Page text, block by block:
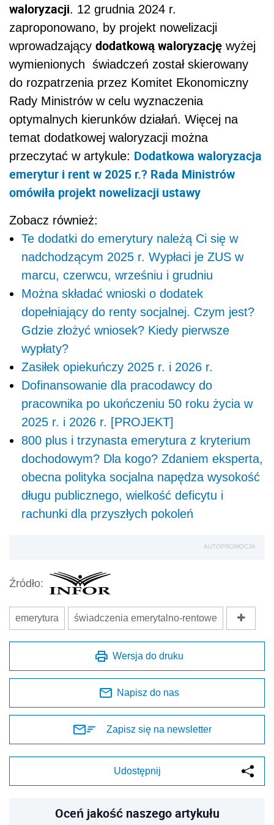
waloryzacji. 12 grudnia 2024 r.
zaproponowano, by projekt nowelizacji
wprowadzający dodatkową waloryzację wyżej
wymienionych świadczeń został skierowany
do rozpatrzenia przez Komitet Ekonomiczny
Rady Ministrów w celu wyznaczenia
optymalnych kierunków działań. Więcej na
temat dodatkowej waloryzacji można
przeczytać w artykule: Dodatkowa waloryzacja
emerytur i rent w 2025 r.? Rada Ministrów
omówiła projekt nowelizacji ustawy
Zobacz również:
Te dodatki do emerytury należą Ci się w
nadchodzącym 2025 r. Wypłaci je ZUS w
marcu, czerwcu, wrześniu i grudniu
Można składać wnioski o dodatek
dopełniający do renty socjalnej. Czym jest?
Gdzie złożyć wniosek? Kiedy pierwsze
wypłaty?
Zasiłek opiekuńczy 2025 r. i 2026 r.
Dofinansowanie dla pracodawcy do
pracownika po ukończeniu 50 roku życia w
2025 r. i 2026 r. [PROJEKT]
800 plus i trzynasta emerytura z kryterium
dochodowym? Dla kogo? Zdaniem eksperta,
obecna polityka socjalna napędza wysokość
długu publicznego, wielkość deficytu i
rachunki dla przyszłych pokoleń
AUTOPROMOCJA
Źródło:
emerytura świadczenia emerytalno-rentowe
Wersja do druku
Napisz do nas
Zapisz się na newsletter
Udostępnij
Oceń jakość naszego artykułu